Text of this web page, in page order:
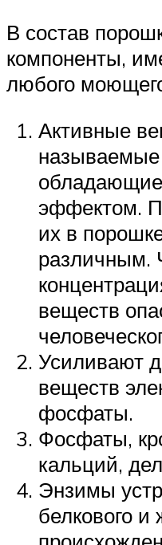
В состав
компоненты,
любого
Активные
эффектом.
их в
различным.
веществ
Усиливают
веществ
фосфаты.
Фосфаты,
кальций,
Энзимы
белкового и